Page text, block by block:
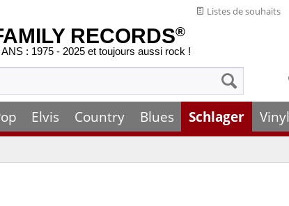
Listes de souhaits
RECORDS®
: 1975 - 2025 et toujours aussi rock !
Elvis Country Blues Schlager Vinyl